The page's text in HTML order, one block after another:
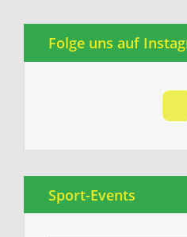
Folge uns auf
Sport-Events